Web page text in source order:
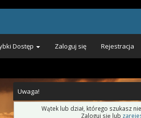
Dostęp Zaloguj się Rejestracja
Uwaga!
Wątek lub dział, którego szukasz
Zaloguj się lub